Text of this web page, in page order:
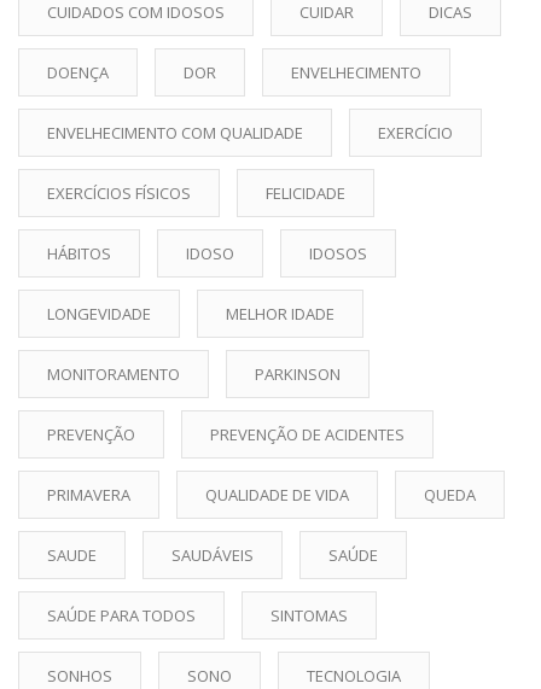
CUIDADOS COM IDOSOS CUIDAR DICAS
DOENÇA DOR ENVELHECIMENTO
ENVELHECIMENTO COM QUALIDADE EXERCÍCIO
EXERCÍCIOS FÍSICOS FELICIDADE
HÁBITOS IDOSO IDOSOS
LONGEVIDADE MELHOR IDADE
MONITORAMENTO PARKINSON
PREVENÇÃO PREVENÇÃO DE ACIDENTES
PRIMAVERA QUALIDADE DE VIDA QUEDA
SAUDE SAUDÁVEIS SAÚDE
SAÚDE PARA TODOS SINTOMAS
SONHOS SONO TECNOLOGIA